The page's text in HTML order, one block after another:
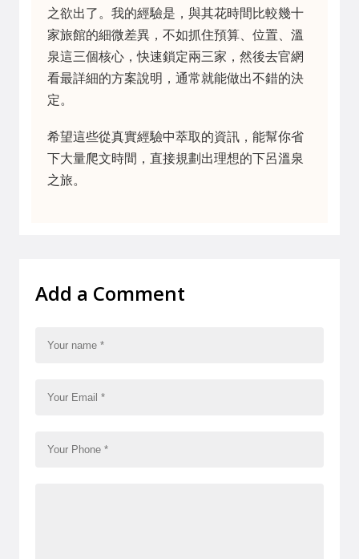
之欲出了。我的經驗是，與其花時間比較幾十
家旅館的細微差異，不如抓住預算、位置、溫
泉這三個核心，快速鎖定兩三家，然後去官網
看最詳細的方案說明，通常就能做出不錯的決
定。
希望這些從真實經驗中萃取的資訊，能幫你省
下大量爬文時間，直接規劃出理想的下呂溫泉
之旅。
Add a Comment